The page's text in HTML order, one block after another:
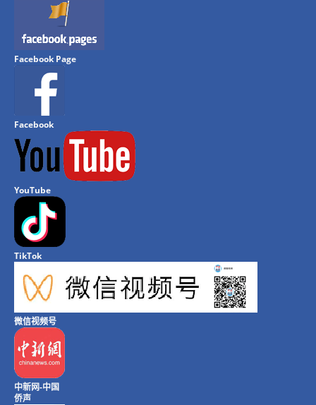
Facebook Page
Facebook
YouTube
TikTok
微信视频号
中新网-中国
侨声